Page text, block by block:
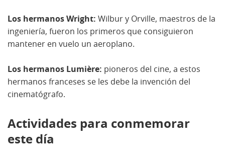
Los hermanos Wright: Wilbur y Orville, maestros de la
ingeniería, fueron los primeros que consiguieron
mantener en vuelo un aeroplano.
Los hermanos Lumière: pioneros del cine, a estos
hermanos franceses se les debe la invención del
cinematógrafo.
Actividades para conmemorar
este día